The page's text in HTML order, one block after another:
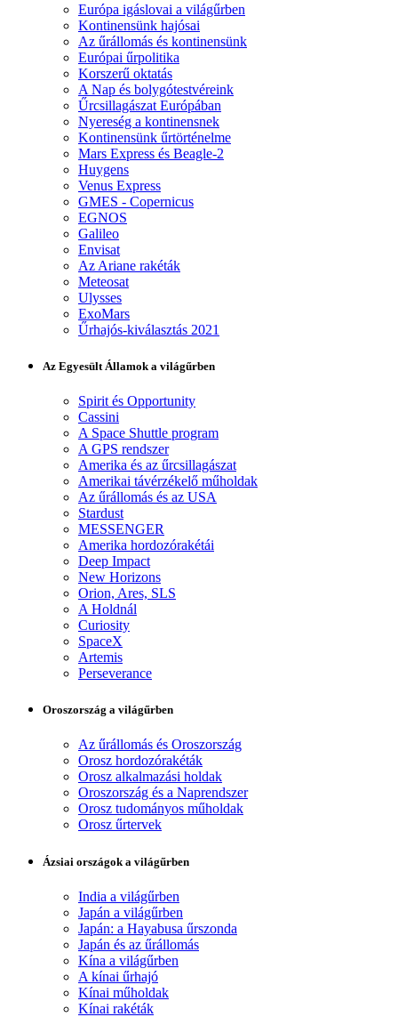
Európa igáslovai a világűrben
Kontinensünk hajósai
Az űrállomás és kontinensünk
Európai űrpolitika
Korszerű oktatás
A Nap és bolygótestvéreink
Űrcsillagászat Európában
Nyereség a kontinensnek
Kontinensünk űrtörténelme
Mars Express és Beagle-2
Huygens
Venus Express
GMES - Copernicus
EGNOS
Galileo
Envisat
Az Ariane rakéták
Meteosat
Ulysses
ExoMars
Űrhajós-kiválasztás 2021
Az Egyesült Államok a világűrben
Spirit és Opportunity
Cassini
A Space Shuttle program
A GPS rendszer
Amerika és az űrcsillagászat
Amerikai távérzékelő műholdak
Az űrállomás és az USA
Stardust
MESSENGER
Amerika hordozórakétái
Deep Impact
New Horizons
Orion, Ares, SLS
A Holdnál
Curiosity
SpaceX
Artemis
Perseverance
Oroszország a világűrben
Az űrállomás és Oroszország
Orosz hordozórakéták
Orosz alkalmazási holdak
Oroszország és a Naprendszer
Orosz tudományos műholdak
Orosz űrtervek
Ázsiai országok a világűrben
India a világűrben
Japán a világűrben
Japán: a Hayabusa űrszonda
Japán és az űrállomás
Kína a világűrben
A kínai űrhajó
Kínai műholdak
Kínai rakéták